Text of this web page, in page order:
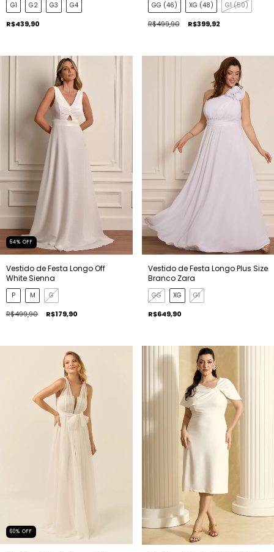
G1 G2 G3 G4
R$439,90
GG (46) XG (48) G1 (50)
R$499,90 R$399,92
64% OFF
Vestido de Festa Longo Off
White Sienna
P M G
R$499,90 R$179,90
Vestido de Festa Longo Plus Size
Branco Zara
GG XG G1
R$649,90
60% OFF